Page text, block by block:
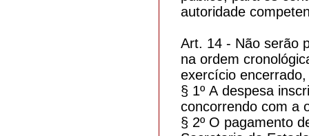
autoridade
Art. 14 - Não serão
na ordem
exercício
§ 1º A despesa
concorrendo com a
§ 2º O pagamento